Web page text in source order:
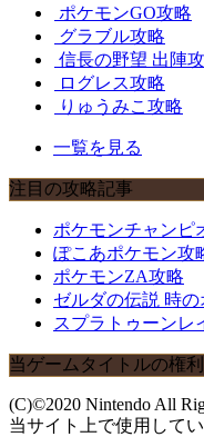
ポケモンGO攻略
グラブル攻略
信長の野望 出陣
ログレス攻略
りゅうみこ攻略
一覧を見る
注目の攻略記事
ポケモンチャンピ
ぽこあポケモン攻
ポケモンZA攻略
ゼルダの伝説 時
スプラトゥーンレ
当ゲームタイトルの権
(C)©2020 Nintendo All
当サイト上で使用して